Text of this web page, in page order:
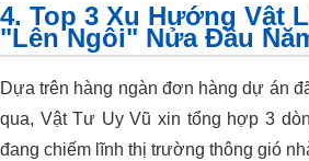
4. Top 3 Xu Hướng Vật
"Lên Ngôi" Nửa Đầu
Dựa trên hàng ngàn đơn hàng dự án
qua, Vật Tư Uy Vũ xin tổng hợp 3
đang chiếm lĩnh thị trường thông gió